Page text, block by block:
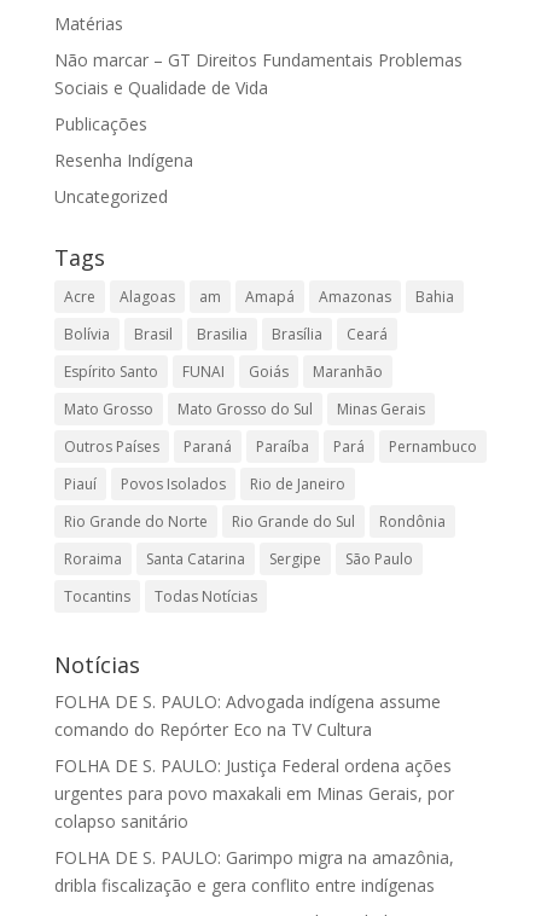
Matérias
Não marcar – GT Direitos Fundamentais Problemas
Sociais e Qualidade de Vida
Publicações
Resenha Indígena
Uncategorized
Tags
Acre Alagoas am Amapá Amazonas
Bahia
Bolívia
Brasil Brasilia Brasília
Ceará
Espírito Santo
FUNAI Goiás
Maranhão
Mato Grosso
Mato Grosso do Sul
Minas Gerais
Outros Países
Paraná Paraíba Pará
Pernambuco
Piauí
Povos Isolados
Rio de Janeiro
Rio Grande do Norte
Rio Grande do Sul
Rondônia
Roraima
Santa Catarina Sergipe
São Paulo
Tocantins
Todas Notícias
Notícias
FOLHA DE S. PAULO: Advogada indígena assume
comando do Repórter Eco na TV Cultura
FOLHA DE S. PAULO: Justiça Federal ordena ações
urgentes para povo maxakali em Minas Gerais, por
colapso sanitário
FOLHA DE S. PAULO: Garimpo migra na amazônia,
dribla fiscalização e gera conflito entre indígenas